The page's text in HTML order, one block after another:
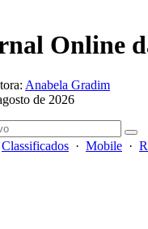
Online
Anabela Gradim
de 2026
Classificados · Mobile ·